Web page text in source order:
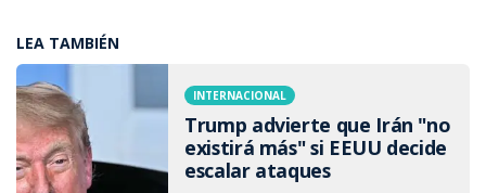
LEA TAMBIÉN
INTERNACIONAL
Trump advierte que Irán "no
existirá más" si EEUU decide
escalar ataques